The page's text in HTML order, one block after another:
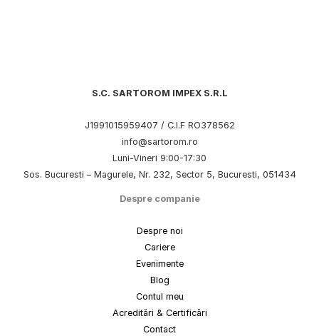
S.C. SARTOROM IMPEX S.R.L
J1991015959407 / C.I.F RO378562
info@sartorom.ro
Luni-Vineri 9:00-17:30
Sos. Bucuresti – Magurele, Nr. 232, Sector 5, Bucuresti, 051434
Despre companie
Despre noi
Cariere
Evenimente
Blog
Contul meu
Acreditări & Certificări
Contact